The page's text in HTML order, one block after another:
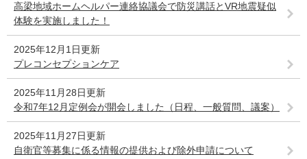
高梁地域ホームヘルパー連絡協議会で防災講話とVR地震疑似
体験を実施しました！
2025年12月1日更新
プレコンセプションケア
2025年11月28日更新
令和7年12月定例会が開会しました（日程、一般質問、議案）
2025年11月27日更新
自衛官等募集に係る情報の提供および除外申請について